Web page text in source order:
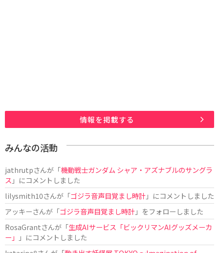
情報を掲載する
みんなの活動
jathrutpさんが「機動戦士ガンダム シャア・アズナブルのサングラ
ス 」にコメントしました
lilysmith10さんが「ゴジラ音声目覚まし時計」にコメントしました
アッキーさんが「ゴジラ音声目覚まし時計」をフォローしました
RosaGrantさんが「生成AIサービス「ビックリマンAIグッズメーカ
ー」
」にコメントしました